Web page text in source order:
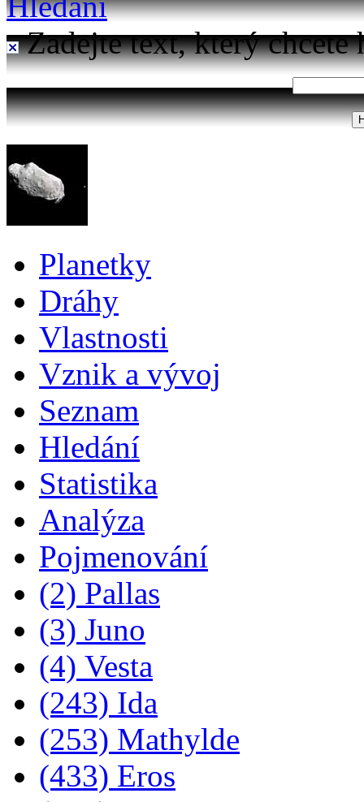
Zadejte text, který chcete
Planetky
Dráhy
Vlastnosti
Vznik a vývoj
Seznam
Hledání
Statistika
Analýza
Pojmenování
(2) Pallas
(3) Juno
(4) Vesta
(243) Ida
(253) Mathylde
(433) Eros